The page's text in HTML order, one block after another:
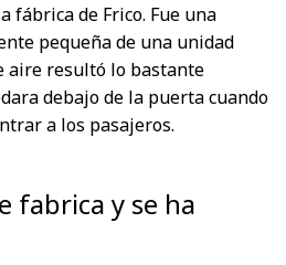
fábrica de Frico. Fue una
pequeña de una unidad
aire resultó lo bastante
debajo de la puerta cuando
a los pasajeros.
fabrica y se ha